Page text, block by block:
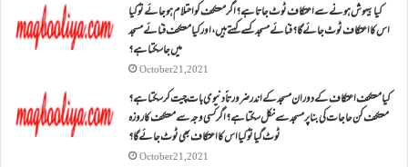
کیا بیہوش ہونے سے اعتکاف ٹوٹ جاتا ہے؟ اگر معتکف کو احتلام ہو جائے تو کیا
اس کا اعتکاف ٹوٹ جائے گا؟فنائے مسجد کسے کہتے ہیں ، اور کیا معتکف فنائے مسجد
میں جا سکتا ہے؟
October 21, 2021
کیا معتکف اعتکاف کے دوران مسجد کے اندر ضرورتاً دنیوی بات چیت کر سکتا ہے؟
معتکف کن حاجات کی بنا پر مسجد سے نکل سکتا ہے؟ اگر کسی وجہ سے معتکف کا روزہ
ٹوٹ گیا تو کیا اس کا اعتکاف بھی ٹوٹ جائے گا؟
October 21, 2021